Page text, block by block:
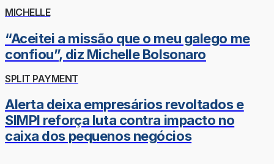
MICHELLE
“Aceitei a missão que o meu galego me
confiou”, diz Michelle Bolsonaro
SPLIT PAYMENT
Alerta deixa empresários revoltados e
SIMPI reforça luta contra impacto no
caixa dos pequenos negócios